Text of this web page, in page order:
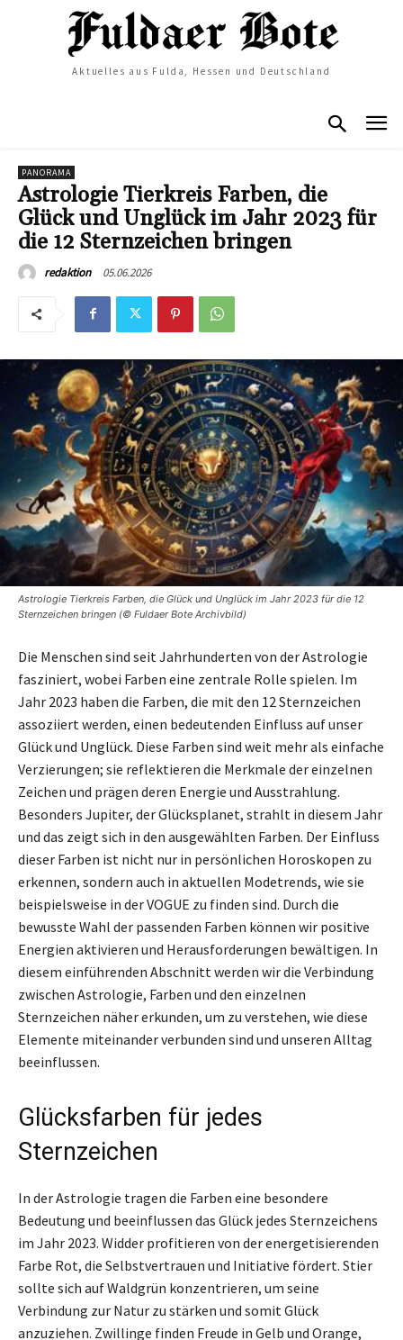
Aktuelles aus Fulda, Hessen und Deutschland
PANORAMA
Astrologie Tierkreis Farben, die
Glück und Unglück im Jahr 2023 für
die 12 Sternzeichen bringen
redaktion 05.06.2026
Astrologie Tierkreis Farben, die Glück und Unglück im Jahr 2023 für die 12
Sternzeichen bringen (© Fuldaer Bote Archivbild)
Die Menschen sind seit Jahrhunderten von der Astrologie
fasziniert, wobei Farben eine zentrale Rolle spielen. Im
Jahr 2023 haben die Farben, die mit den 12 Sternzeichen
assoziiert werden, einen bedeutenden Einfluss auf unser
Glück und Unglück. Diese Farben sind weit mehr als einfache
Verzierungen; sie reflektieren die Merkmale der einzelnen
Zeichen und prägen deren Energie und Ausstrahlung.
Besonders Jupiter, der Glücksplanet, strahlt in diesem Jahr
und das zeigt sich in den ausgewählten Farben. Der Einfluss
dieser Farben ist nicht nur in persönlichen Horoskopen zu
erkennen, sondern auch in aktuellen Modetrends, wie sie
beispielsweise in der VOGUE zu finden sind. Durch die
bewusste Wahl der passenden Farben können wir positive
Energien aktivieren und Herausforderungen bewältigen. In
diesem einführenden Abschnitt werden wir die Verbindung
zwischen Astrologie, Farben und den einzelnen
Sternzeichen näher erkunden, um zu verstehen, wie diese
Elemente miteinander verbunden sind und unseren Alltag
beeinflussen.
Glücksfarben für jedes
Sternzeichen
In der Astrologie tragen die Farben eine besondere
Bedeutung und beeinflussen das Glück jedes Sternzeichens
im Jahr 2023. Widder profitieren von der energetisierenden
Farbe Rot, die Selbstvertrauen und Initiative fördert. Stier
sollte sich auf Waldgrün konzentrieren, um seine
Verbindung zur Natur zu stärken und somit Glück
anzuziehen. Zwillinge finden Freude in Gelb und Orange,